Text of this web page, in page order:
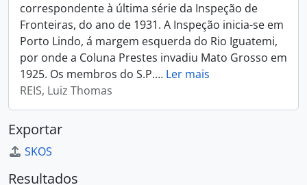
correspondente à última série da Inspeção de
Fronteiras, do ano de 1931. A Inspeção inicia-se em
Porto Lindo, á margem esquerda do Rio Iguatemi,
por onde a Coluna Prestes invadiu Mato Grosso em
1925. Os membros do S.P.… Ler mais
REIS, Luiz Thomas
Exportar
SKOS
Resultados